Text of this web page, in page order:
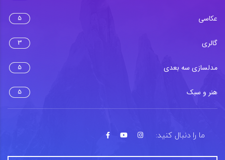
عکاسی 5
گالری 3
مدلسازی سه بعدی 5
هنر و سبک 5
ما را دنبال کنید: